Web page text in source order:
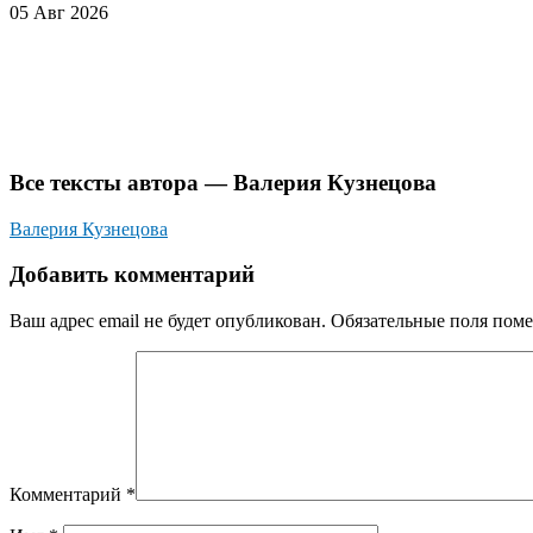
05 Авг 2026
Все тексты автора — Валерия Кузнецова
Валерия Кузнецова
Добавить комментарий
Ваш адрес email не будет опубликован. Обязательные поля
Комментарий *